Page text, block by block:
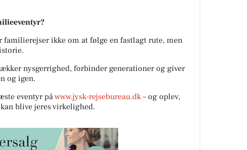
familierejser ikke om at følge en fastlagt rute, men
nysgerrighed, forbinder generationer og giver
og igen.
eventyr påwww.jysk-rejsebureau.dk– og oplev,
blive jeres virkelighed.